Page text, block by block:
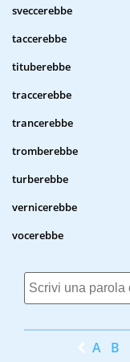
sveccerebbe
taccerebbe
tituberebbe
traccerebbe
trancerebbe
tromberebbe
turberebbe
vernicerebbe
vocerebbe
A B